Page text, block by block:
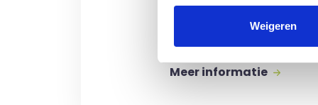
Weigeren
Kosten worden alleen
professional voor u aan de
Meer informatie